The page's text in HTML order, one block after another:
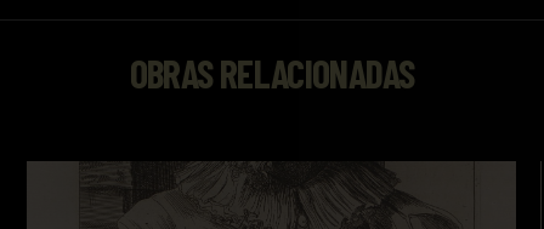
OBRAS RELACIONADAS